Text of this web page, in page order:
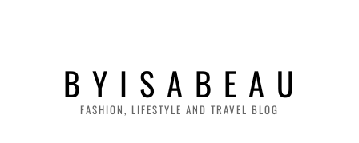
B Y I S A B E A U
FASHION, LIFESTYLE AND TRAVEL BLOG